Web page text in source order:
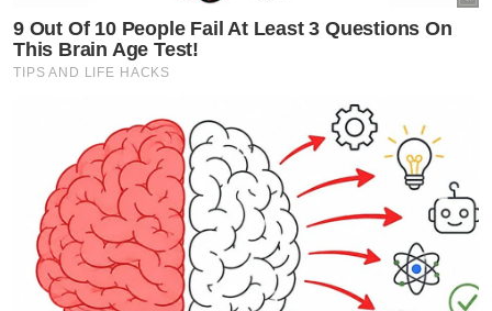
tempatan memandangkan Seksyen 13
adalah kawasan perniagaan dan perumahan.
kerja-kerja perobohan itu tidak boleh
melebihi tujuh desibel menerusi kaedah
konvensional digunakan bagi proses
berkenaan.
Amirudin berkata, sebahagian aset Stadium
Shah Alam seperti runtuhan batu bata juga